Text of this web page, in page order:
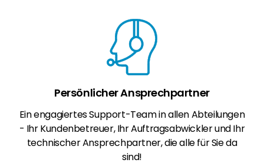
Persönlicher Ansprechpartner
Ein engagiertes Support-Team in allen Abteilungen
- Ihr Kundenbetreuer, Ihr Auftragsabwickler und Ihr
technischer Ansprechpartner, die alle für Sie da
sind!